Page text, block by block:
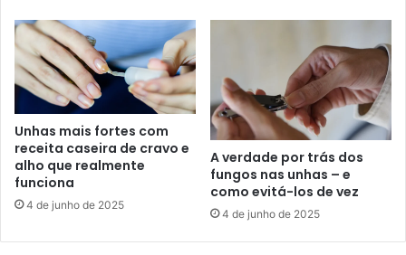
Unhas mais fortes com
receita caseira de cravo e
alho que realmente
funciona
4 de junho de 2025
A verdade por trás dos
fungos nas unhas – e
como evitá-los de vez
4 de junho de 2025